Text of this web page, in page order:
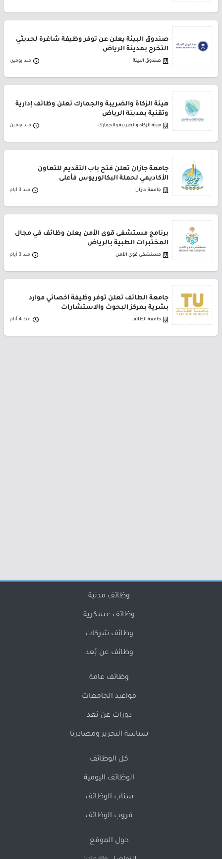
صندوق البيئة يعلن عن توفر وظيفة شاغرة لحديثي
التخرج بمدينة الرياض
صندوق البيئة منذ يومين
هيئة الزكاة والضريبة والجمارك تعلن وظائف إدارية
وتقنية بمدينة الرياض
هيئة الزكاة والضريبة والجمارك منذ يومين
جامعة جازان تعلن فتح باب التقديم للتعاون
الأكاديمي لحملة البكالوريوس فأعلى
جامعة جازان منذ 3 أيام
برنامج مستشفى قوى الأمن يعلن وظائف في مجال
المختبرات الطبية بالرياض
مستشفى قوى الأمن منذ 3 أيام
جامعة الطائف تعلن توفر وظيفة أخصائي موارد
بشرية بمركز البحوث والاستشارات
جامعة الطائف منذ 4 أيام
وظائف مدنية
وظائف عسكرية
وظائف شركات
وظائف عن بُعد
وظائف عامة
مواعيد الجامعات
دورات عن بُعد
سياسة التحرير ومصادرنا
كل الوظائف
الوظائف اليومية
سناب الوظائف
قروب الوظائف
حول الموقع